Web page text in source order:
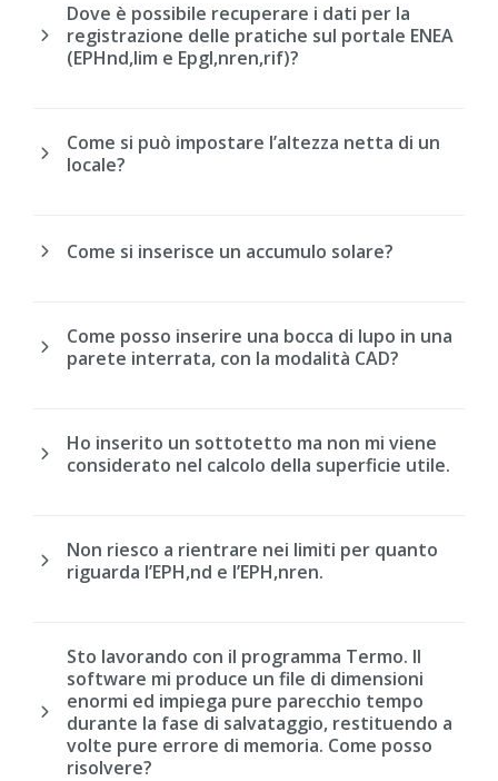
Dove è possibile recuperare i dati per la
registrazione delle pratiche sul portale ENEA
(EPHnd,lim e Epgl,nren,rif)?
Come si può impostare l’altezza netta di un
locale?
Come si inserisce un accumulo solare?
Come posso inserire una bocca di lupo in una
parete interrata, con la modalità CAD?
Ho inserito un sottotetto ma non mi viene
considerato nel calcolo della superficie utile.
Non riesco a rientrare nei limiti per quanto
riguarda l’EPH,nd e l’EPH,nren.
Sto lavorando con il programma Termo. Il
software mi produce un file di dimensioni
enormi ed impiega pure parecchio tempo
durante la fase di salvataggio, restituendo a
volte pure errore di memoria. Come posso
risolvere?